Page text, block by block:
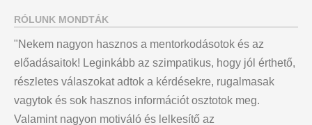
RÓLUNK MONDTÁK
"Nekem nagyon hasznos a mentorkodásotok és az
előadásaitok! Leginkább az szimpatikus, hogy jól érthető,
részletes válaszokat adtok a kérdésekre, rugalmasak
vagytok és sok hasznos információt osztotok meg.
Valamint nagyon motiváló és lelkesítő az